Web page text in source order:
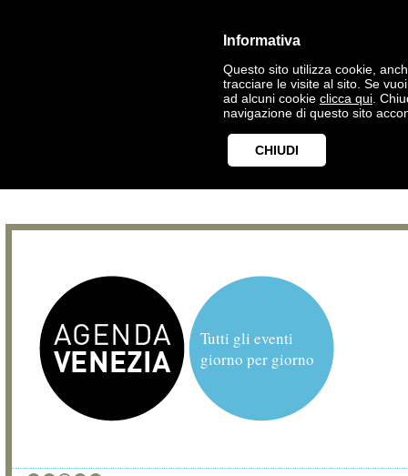
Informativa
Questo sito utilizza cookie,
tracciare le visite al sito. Se
ad alcuni cookie clicca qui .
navigazione di questo sito
CHIUDI
Tutti gli eventi
giorno per giorno